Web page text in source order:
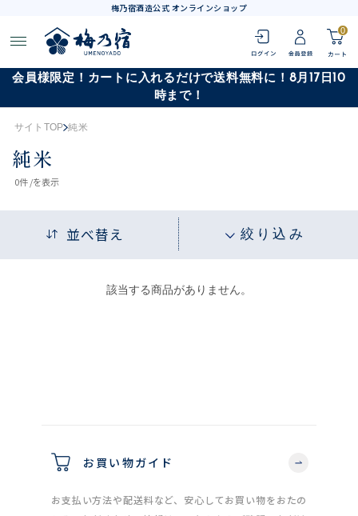
梅乃宿酒造公式 オンラインショップ
0
会員様限定！カートに入れるだけで送料無料に！8月17日10
時まで！
サイトTOP 純米
純米
0件 /を表示
並べ替え 絞り込み
該当する商品がありません。
お買い物ガイド
お支払い方法や配送料など、安心してお買い物をおたの